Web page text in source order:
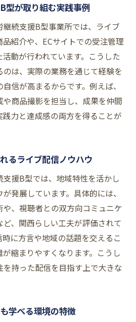
型が取り組む実践事例
続支援B型事業所では、ライブ
紹介や、ECサイトでの受注管理
動が行われています。こうした
は、実際の業務を通じて経験を
信が高まるからです。例えば、
商品撮影を担当し、成果を仲間
践力と達成感の両方を得ることが
るライブ配信ノウハウ
援B型では、地域特性を活かし
発展しています。具体的には、
、視聴者との双方向コミュニケ
、関西らしい工夫が評価されて
に方言や地域の話題を交えるこ
縮まりやすくなります。こうし
を持った配信を目指す上で大きな
学べる環境の特徴